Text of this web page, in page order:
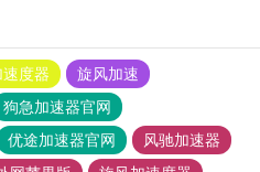
度器
旋风加速
狗急加速器官网
优途加速器官网
风驰加速器